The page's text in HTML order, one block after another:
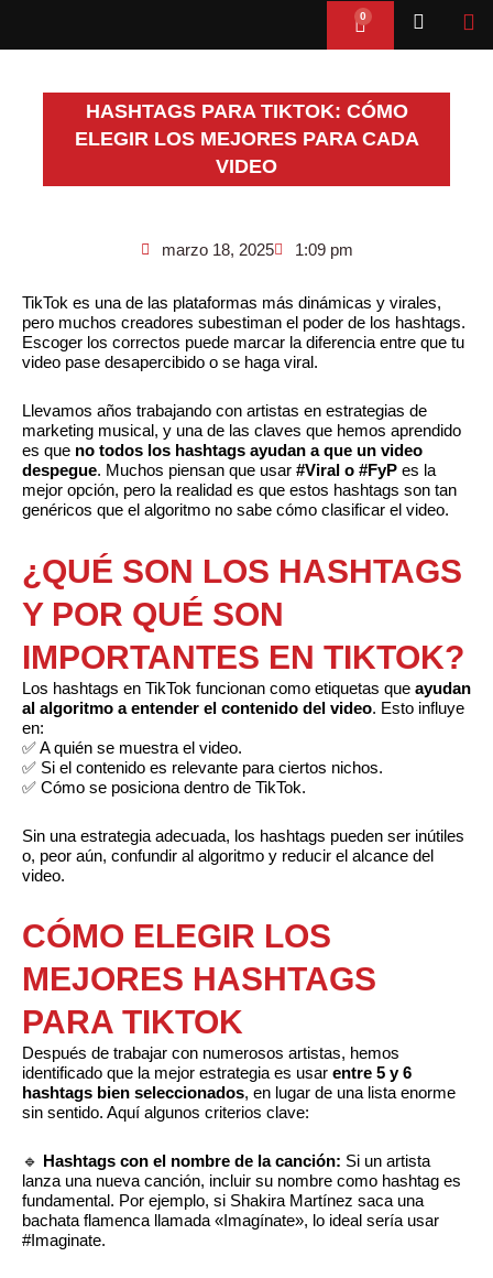
contenido
0
Cart
HASHTAGS PARA TIKTOK: CÓMO
ELEGIR LOS MEJORES PARA CADA
VIDEO
marzo 18, 2025 1:09 pm
TikTok es una de las plataformas más dinámicas y virales,
pero muchos creadores subestiman el poder de los hashtags.
Escoger los correctos puede marcar la diferencia entre que tu
video pase desapercibido o se haga viral.
Llevamos años trabajando con artistas en estrategias de
marketing musical, y una de las claves que hemos aprendido
es que no todos los hashtags ayudan a que un video
despegue. Muchos piensan que usar #Viral o #FyP es la
mejor opción, pero la realidad es que estos hashtags son tan
genéricos que el algoritmo no sabe cómo clasificar el video.
¿QUÉ SON LOS HASHTAGS
Y POR QUÉ SON
IMPORTANTES EN TIKTOK?
Los hashtags en TikTok funcionan como etiquetas que ayudan
al algoritmo a entender el contenido del video. Esto influye
en:
✅ A quién se muestra el video.
✅ Si el contenido es relevante para ciertos nichos.
✅ Cómo se posiciona dentro de TikTok.
Sin una estrategia adecuada, los hashtags pueden ser inútiles
o, peor aún, confundir al algoritmo y reducir el alcance del
video.
CÓMO ELEGIR LOS
MEJORES HASHTAGS
PARA TIKTOK
Después de trabajar con numerosos artistas, hemos
identificado que la mejor estrategia es usar entre 5 y 6
hashtags bien seleccionados, en lugar de una lista enorme
sin sentido. Aquí algunos criterios clave:
🔹 Hashtags con el nombre de la canción: Si un artista
lanza una nueva canción, incluir su nombre como hashtag es
fundamental. Por ejemplo, si Shakira Martínez saca una
bachata flamenca llamada «Imagínate», lo ideal sería usar
#Imaginate.